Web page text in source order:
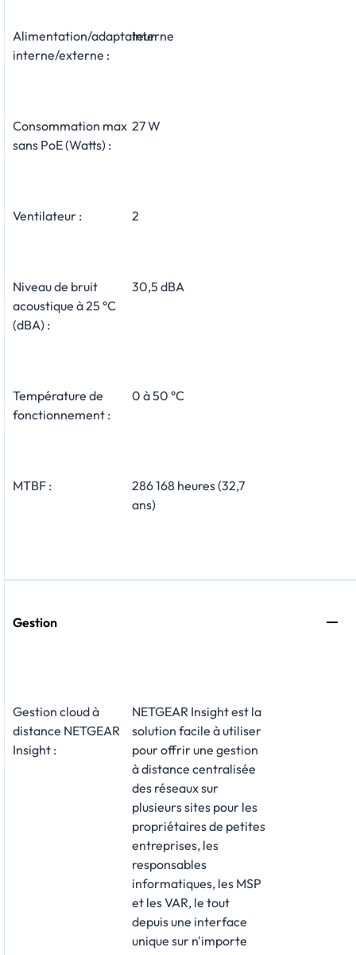
Alimentation/adaptateur
interne/externe :
Interne
Consommation max
sans PoE (Watts) :
27 W
Ventilateur : 2
Niveau de bruit
acoustique à 25 °C
(dBA) :
30,5 dBA
Température de
fonctionnement :
0 à 50 °C
MTBF :
286 168 heures (32,7
ans)
Gestion
Gestion cloud à
distance NETGEAR
Insight :
NETGEAR Insight est la
solution facile à utiliser
pour offrir une gestion
à distance centralisée
des réseaux sur
plusieurs sites pour les
propriétaires de petites
entreprises, les
responsables
informatiques, les MSP
et les VAR, le tout
depuis une interface
unique sur n'importe